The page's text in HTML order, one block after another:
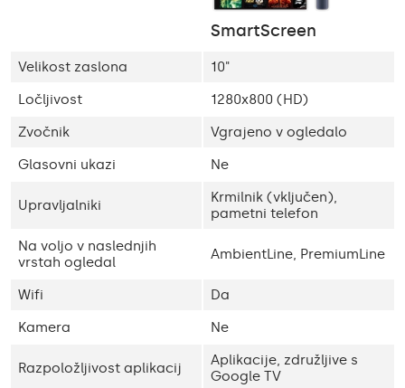
SmartScreen
Velikost zaslona
10"
Ločljivost
1280x800 (HD)
Zvočnik
Vgrajeno v ogledalo
Glasovni ukazi
Ne
Upravljalniki
Krmilnik (vključen),
pametni telefon
Na voljo v naslednjih
vrstah ogledal
AmbientLine, PremiumLine
Wifi
Da
Kamera
Ne
Razpoložljivost aplikacij
Aplikacije, združljive s
Google TV